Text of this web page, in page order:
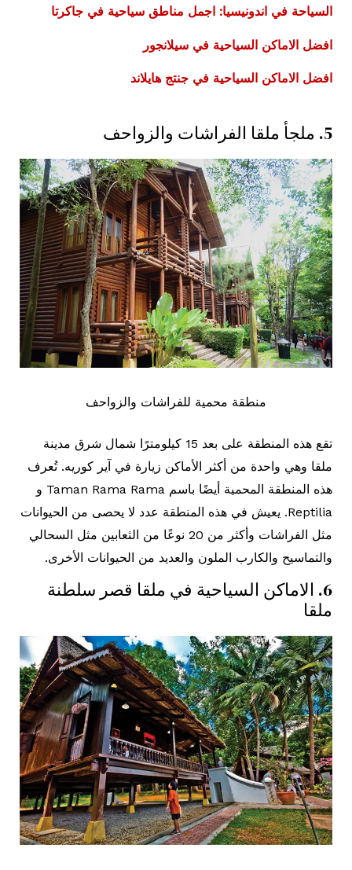
السياحة في اندونيسيا: اجمل مناطق سياحية في جاكرتا
افضل الاماكن السياحية في سيلانجور
افضل الاماكن السياحية في جنتج هايلاند
5. ملجأ ملقا الفراشات والزواحف
منطقة محمية للفراشات والزواحف
تقع هذه المنطقة على بعد 15 كيلومترًا شمال شرق مدينة
ملقا وهي واحدة من أكثر الأماكن زيارة في آير كوريه. تُعرف
هذه المنطقة المحمية أيضًا باسم Taman Rama Rama و
Reptilia. يعيش في هذه المنطقة عدد لا يحصى من الحيوانات
مثل الفراشات وأكثر من 20 نوعًا من الثعابين مثل السحالي
والتماسيح والكارب الملون والعديد من الحيوانات الأخرى.
6. الاماكن السياحية في ملقا قصر سلطنة
ملقا